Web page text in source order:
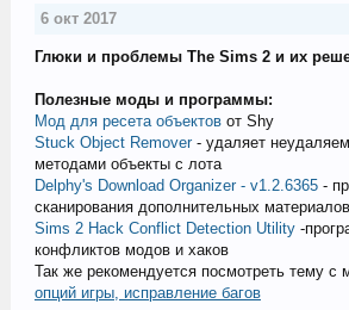
6 окт 2017
Глюки и проблемы The Sims 2 и их
Полезные моды и программы:
Мод для ресета объектовот Shy
Stuck Object Remover- удаляет
методами объекты с лота
Delphy's Download Organizer - v1.2.6365-
сканирования дополнительных материалов
Sims 2 Hack Conflict Detection Utility-
конфликтов модов и хаков
Так же рекомендуется посмотреть тему с
опций игры, исправление багов